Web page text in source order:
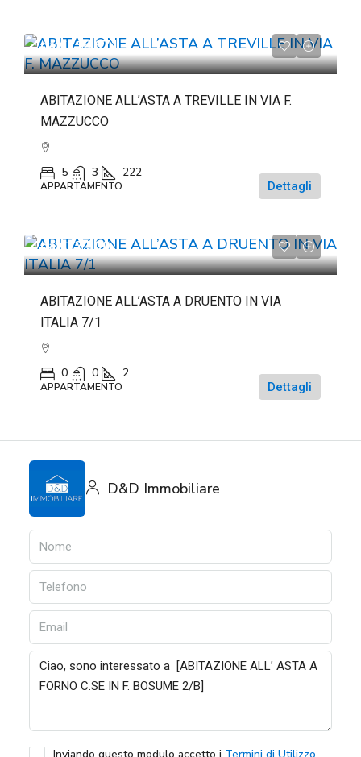
da€116.671
ABITAZIONE ALL’ASTA A TREVILLE IN VIA F.
MAZZUCCO
5 3 222
APPARTAMENTO Dettagli
da€22.500
ABITAZIONE ALL’ASTA A DRUENTO IN VIA
ITALIA 7/1
0 0 2
APPARTAMENTO Dettagli
D&D Immobiliare